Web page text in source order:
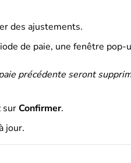
des ajustements.
de paie, une fenêtre pop-
précédente seront
surConfirmer.
jour.